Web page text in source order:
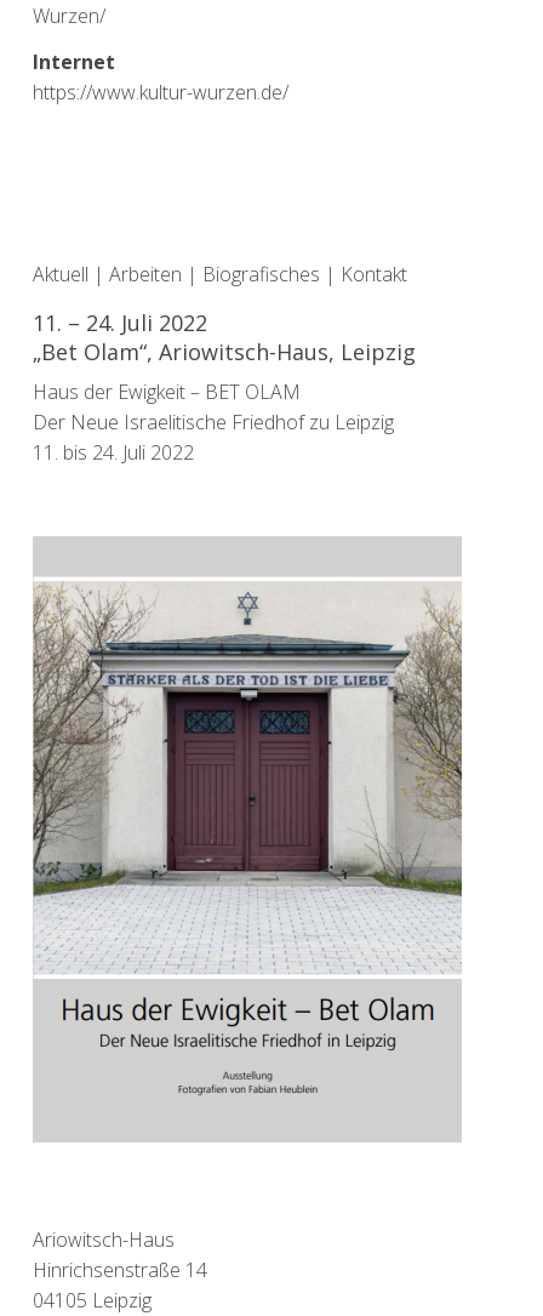
Wurzen/
Internet
https://www.kultur-wurzen.de/
Aktuell | Arbeiten | Biografisches | Kontakt
11. – 24. Juli 2022
„Bet Olam“, Ariowitsch-Haus, Leipzig
Haus der Ewigkeit – BET OLAM
Der Neue Israelitische Friedhof zu Leipzig
11. bis 24. Juli 2022
Ariowitsch-Haus
Hinrichsenstraße 14
04105 Leipzig